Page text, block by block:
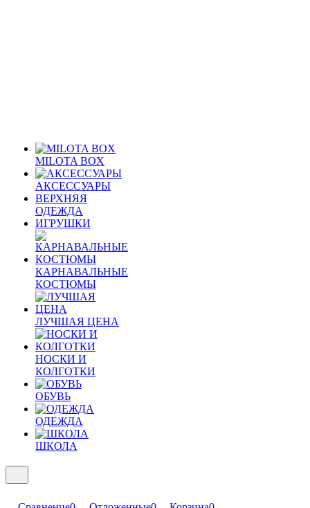
MILOTA BOX
АКСЕССУАРЫ
ВЕРХНЯЯ
ОДЕЖДА
ИГРУШКИ
КАРНАВАЛЬНЫЕ
КОСТЮМЫ
ЛУЧШАЯ ЦЕНА
НОСКИ И
КОЛГОТКИ
ОБУВЬ
ОДЕЖДА
ШКОЛА